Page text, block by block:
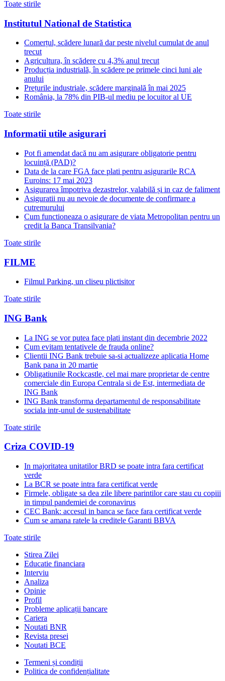
Toate stirile
Institutul National de Statistica
Comerțul, scădere lunară dar peste nivelul cumulat de anul
trecut
Agricultura, în scădere cu 4,3% anul trecut
Producția industrială, în scădere pe primele cinci luni ale
anului
Prețurile industriale, scădere marginală în mai 2025
România, la 78% din PIB-ul mediu pe locuitor al UE
Toate stirile
Informatii utile asigurari
Pot fi amendat dacă nu am asigurare obligatorie pentru
locuință (PAD)?
Data de la care FGA face plati pentru asigurarile RCA
Euroins: 17 mai 2023
Asigurarea împotriva dezastrelor, valabilă și in caz de faliment
Asiguratii nu au nevoie de documente de confirmare a
cutremurului
Cum functioneaza o asigurare de viata Metropolitan pentru un
credit la Banca Transilvania?
Toate stirile
FILME
Filmul Parking, un cliseu plictisitor
Toate stirile
ING Bank
La ING se vor putea face plati instant din decembrie 2022
Cum evitam tentativele de frauda online?
Clientii ING Bank trebuie sa-si actualizeze aplicatia Home
Bank pana in 20 martie
Obligatiunile Rockcastle, cel mai mare proprietar de centre
comerciale din Europa Centrala si de Est, intermediata de
ING Bank
ING Bank transforma departamentul de responsabilitate
sociala intr-unul de sustenabilitate
Toate stirile
Criza COVID-19
In majoritatea unitatilor BRD se poate intra fara certificat
verde
La BCR se poate intra fara certificat verde
Firmele, obligate sa dea zile libere parintilor care stau cu copiii
in timpul pandemiei de coronavirus
CEC Bank: accesul in banca se face fara certificat verde
Cum se amana ratele la creditele Garanti BBVA
Toate stirile
Stirea Zilei
Educatie financiara
Interviu
Analiza
Opinie
Profil
Probleme aplicații bancare
Cariera
Noutati BNR
Revista presei
Noutati BCE
Termeni și condiții
Politica de confidențialitate